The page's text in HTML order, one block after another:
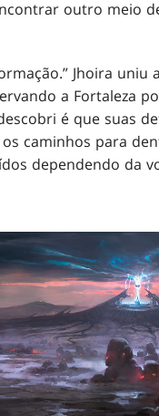
outro meio
Jhoira uniu
a Fortaleza
é que suas
caminhos para
dependendo da